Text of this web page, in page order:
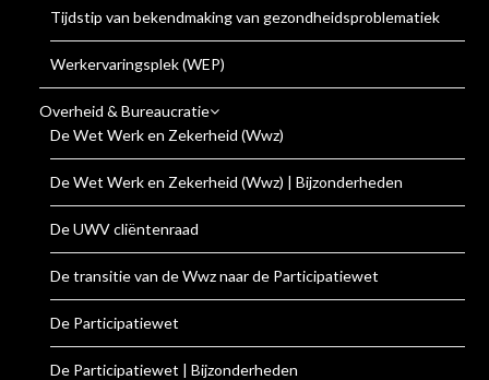
Tijdstip van bekendmaking van gezondheidsproblematiek
Werkervaringsplek (WEP)
Overheid & Bureaucratie
De Wet Werk en Zekerheid (Wwz)
De Wet Werk en Zekerheid (Wwz) | Bijzonderheden
De UWV cliëntenraad
De transitie van de Wwz naar de Participatiewet
De Participatiewet
De Participatiewet | Bijzonderheden